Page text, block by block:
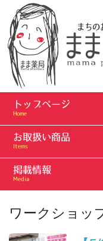
まちの
トップページ
Home
お取扱い商品
Items
掲載情報
Media
ワークショッ